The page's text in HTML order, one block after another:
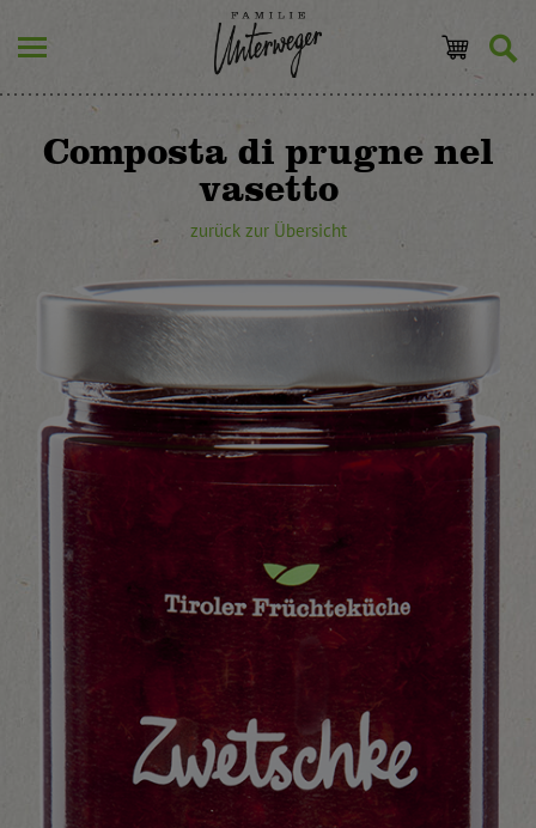
Composta di prugne nel
vasetto
zurück zur Übersicht